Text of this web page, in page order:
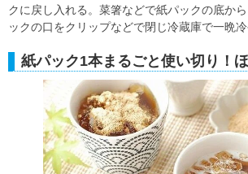
クに戻し入れる。菜箸などで紙パックの底か
ックの口をクリップなどで閉じ冷蔵庫で一晩冷
紙パック1本まるごと使い切り！